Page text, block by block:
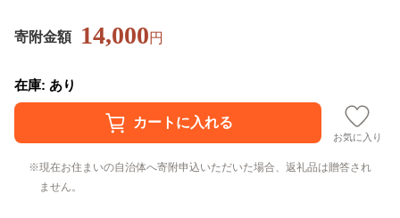
寄附金額 14,000円
在庫: あり
お気に入り
現在お住まいの自治体へ寄附申込いただいた場合、返礼品は贈答され
ません。